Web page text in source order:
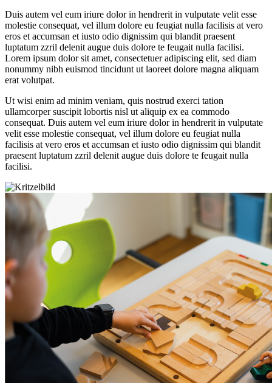
Duis autem vel eum iriure dolor in hendrerit in vulputate velit esse
molestie consequat, vel illum dolore eu feugiat nulla facilisis at vero
eros et accumsan et iusto odio dignissim qui blandit praesent
luptatum zzril delenit augue duis dolore te feugait nulla facilisi.
Lorem ipsum dolor sit amet, consectetuer adipiscing elit, sed diam
nonummy nibh euismod tincidunt ut laoreet dolore magna aliquam
erat volutpat.
Ut wisi enim ad minim veniam, quis nostrud exerci tation
ullamcorper suscipit lobortis nisl ut aliquip ex ea commodo
consequat. Duis autem vel eum iriure dolor in hendrerit in vulputate
velit esse molestie consequat, vel illum dolore eu feugiat nulla
facilisis at vero eros et accumsan et iusto odio dignissim qui blandit
praesent luptatum zzril delenit augue duis dolore te feugait nulla
facilisi.